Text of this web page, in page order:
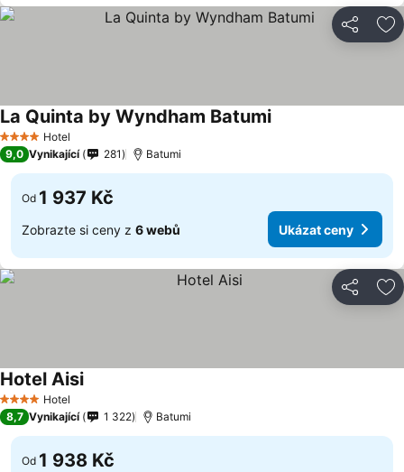
Sdílet
4 Počet hvězdiček
Hotel
La Quinta by Wyndham Batumi
9,0 Vynikající 281 Batumi
Od 1 937 Kč
Zobrazte si ceny z 6 webů Ukázat ceny
Sdílet
4 Počet hvězdiček
Hotel
Hotel Aisi
8,7 Vynikající 1 322 Batumi
Od 1 938 Kč